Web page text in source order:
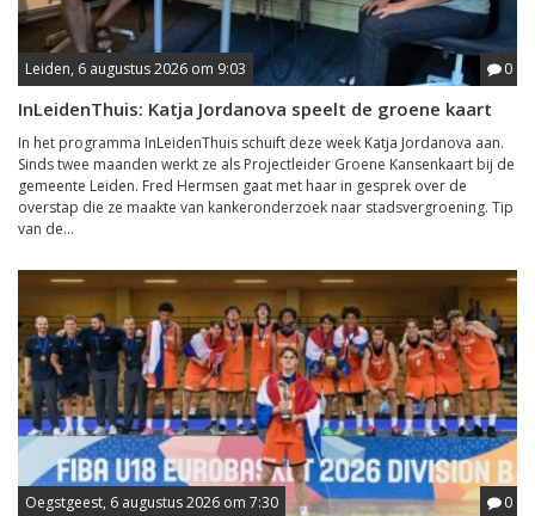
Leiden, 6 augustus 2026 om 9:03 0
InLeidenThuis: Katja Jordanova speelt de groene kaart
In het programma InLeidenThuis schuift deze week Katja Jordanova aan.
Sinds twee maanden werkt ze als Projectleider Groene Kansenkaart bij de
gemeente Leiden. Fred Hermsen gaat met haar in gesprek over de
overstap die ze maakte van kankeronderzoek naar stadsvergroening. Tip
van de...
Oegstgeest, 6 augustus 2026 om 7:30 0